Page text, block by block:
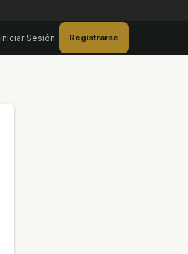
Iniciar Sesión Registrarse